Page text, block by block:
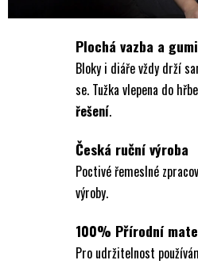
Plochá vazba a
Bloky i diáře vždy drží
se. Tužka vlepena do
řešení.
Česká ruční výroba
Poctivé řemeslné
výroby.
100% Přírodní
Pro udržitelnost